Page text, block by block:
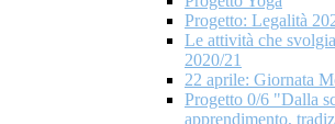
Progetto: Legalità
Le attività che
2020/21
22 aprile: Giornata
Progetto 0/6 "Dalla
apprendimento,